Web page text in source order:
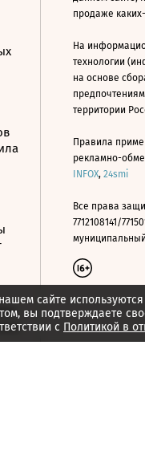
сайте
вы подтверждаете
с Политикой в
продаже
На
технологии
на основе
территории
Правила
рекламно-
INFOX, 24smi
Все права
7712108141/